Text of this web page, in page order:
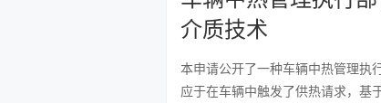
介质技术
本申请公开了一种车辆中热管理执
应于在车辆中触发了供热请求，基